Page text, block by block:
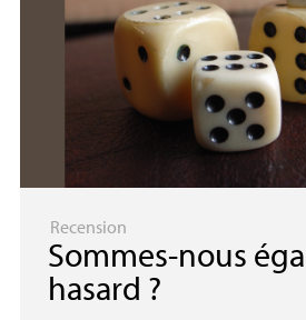
Recension
Sommes-nous
hasard ?